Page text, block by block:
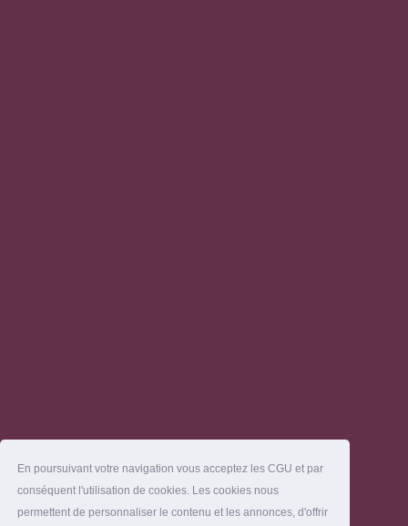
En poursuivant votre navigation vous acceptez les CGU et par
conséquent l'utilisation de cookies. Les cookies nous
permettent de personnaliser le contenu et les annonces, d'offrir